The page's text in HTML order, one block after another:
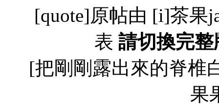
[quote]原帖由 [i]茶果
表 請切換完
[把剛剛露出來的脊椎
果